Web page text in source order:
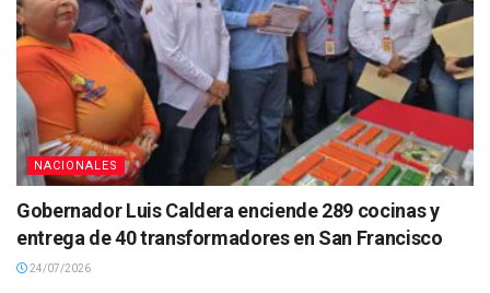
NACIONALES
Gobernador Luis Caldera enciende 289 cocinas y
entrega de 40 transformadores en San Francisco
24/07/2026